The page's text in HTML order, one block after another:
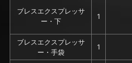
ブレスエクスプレッサ
ー・下
1
ブレスエクスプレッサ
ー・手袋
1